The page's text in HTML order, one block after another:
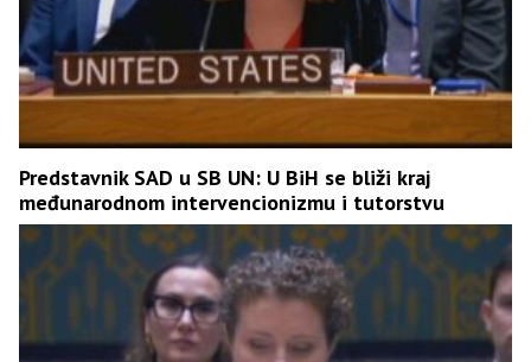
Predstavnik SAD u SB UN: U BiH se bliži kraj
međunarodnom intervencionizmu i tutorstvu